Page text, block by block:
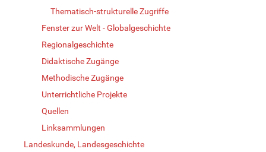
Thematisch-strukturelle Zugriffe
Fenster zur Welt - Globalgeschichte
Regionalgeschichte
Didaktische Zugänge
Methodische Zugänge
Unterrichtliche Projekte
Quellen
Linksammlungen
Landeskunde, Landesgeschichte